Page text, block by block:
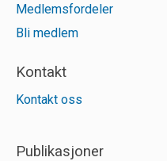
Medlemsfordeler
Bli medlem
Kontakt
Kontakt oss
Publikasjoner